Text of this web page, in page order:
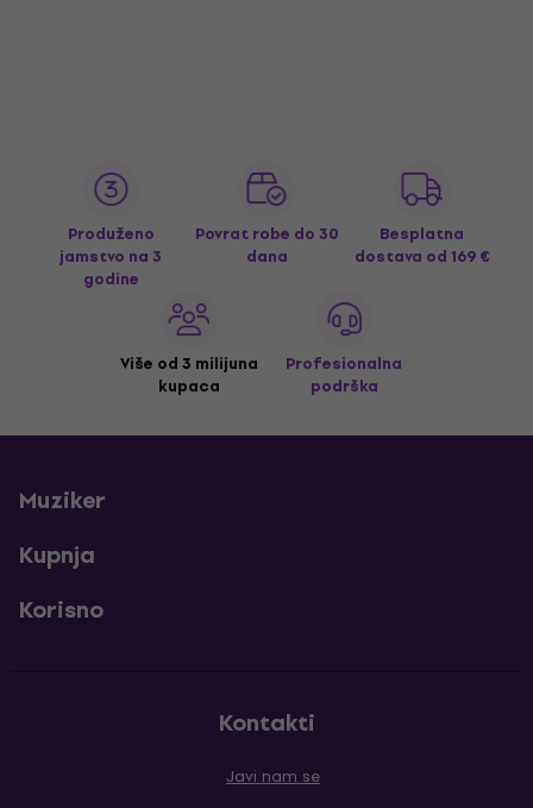
Produženo
jamstvo na 3
godine
Povrat robe do 30
dana
Besplatna
dostava od 169 €
Više od 3 milijuna
kupaca
Profesionalna
podrška
Muziker
Kupnja
Korisno
Kontakti
Javi nam se